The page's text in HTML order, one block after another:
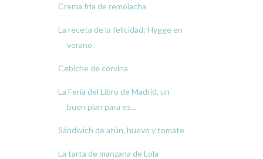
Crema fría de remolacha
La receta de la felicidad: Hygge en
verano
Cebiche de corvina
La Feria del Libro de Madrid, un
buen plan para es...
Sándwich de atún, huevo y tomate
La tarta de manzana de Lola